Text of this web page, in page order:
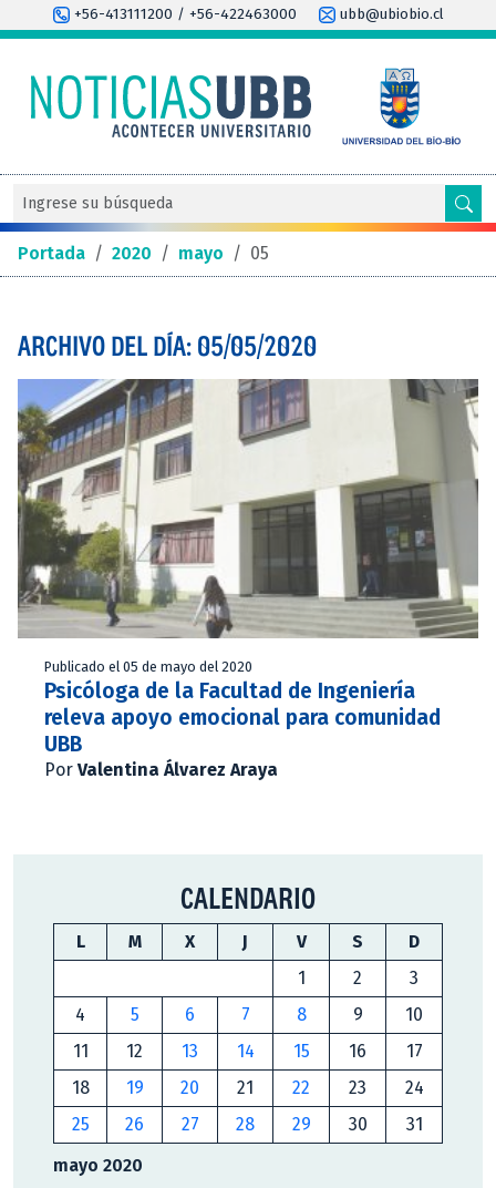
+56-413111200 / +56-422463000 ubb@ubiobio.cl
Portada / 2020 / mayo / 05
ARCHIVO DEL DÍA: 05/05/2020
Publicado el 05 de mayo del 2020
Psicóloga de la Facultad de Ingeniería
releva apoyo emocional para comunidad
UBB
Por Valentina Álvarez Araya
CALENDARIO
mayo 2020
L M X J V S
D
1
2
3
4
5 6 7 8 9
10
11
12 13 14 15 16
17
18
19 20 21 22 23
24
25
26 27 28 29 30 31